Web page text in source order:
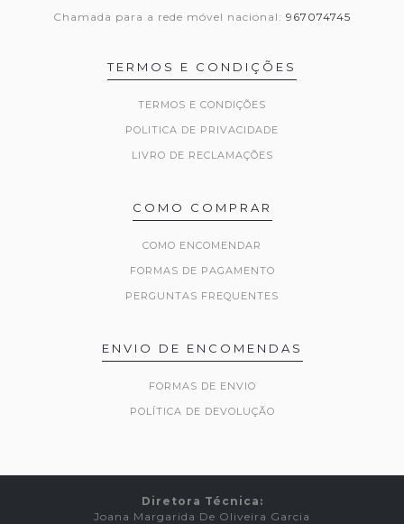
Chamada para a rede móvel nacional: 967074745
TERMOS E CONDIÇÕES
TERMOS E CONDIÇÕES
POLITICA DE PRIVACIDADE
LIVRO DE RECLAMAÇÕES
COMO COMPRAR
COMO ENCOMENDAR
FORMAS DE PAGAMENTO
PERGUNTAS FREQUENTES
ENVIO DE ENCOMENDAS
FORMAS DE ENVIO
POLÍTICA DE DEVOLUÇÃO
Diretora Técnica:
Joana Margarida De Oliveira Garcia